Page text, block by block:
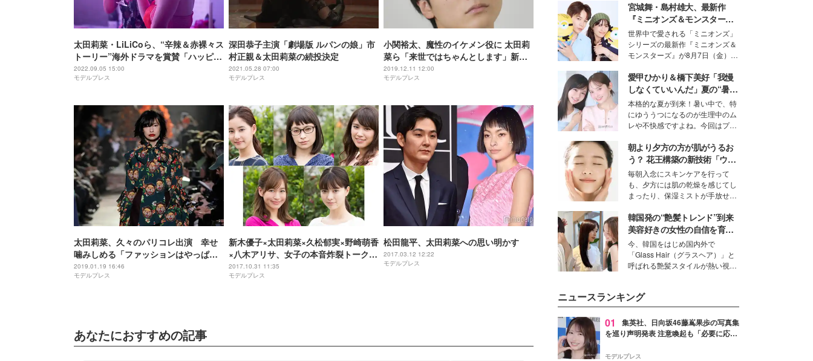
太田莉菜・LiLiCoら、“辛辣＆赤裸々ス
トーリー”海外ドラマを賞賛「ハッピー
の押し売りと逆の発想」＜超サイテー
なスージーの日常＞
2022.09.05 15:00
モデルプレス
深田恭子主演「劇場版 ルパンの娘」市
村正親＆太田莉菜の続投決定
2021.05.28 07:00
モデルプレス
小関裕太、魔性のイケメン役に 太田莉
菜ら「来世ではちゃんとします」新キ
ャスト発表
2019.12.11 12:00
モデルプレス
太田莉菜、久々のパリコレ出演 幸せ
噛みしめる「ファッションはやっぱり
いいもの」＜コメント到着＞
2019.01.19 16:46
モデルプレス
新木優子×太田莉菜×久松郁実×野崎萌香
×八木アリサ、女子の本音炸裂トーク再
び＜ラブラブエイリアン2＞
2017.10.31 11:35
モデルプレス
松田龍平、太田莉菜への思い明かす
2017.03.12 12:22
モデルプレス
あなたにおすすめの記事
取締役兼クリエイティブディレク
ター・茅野しのぶ。一人ひとりの
個性に寄り添い、魅力を引き出す
衣装作りは、多くの女性たちに勇
気と自信を与え続けている。
宮城舞・島村雄大、最新作
『ミニオンズ＆モンスター
ズ』の魅力熱弁 ハチャメチャ
だけじゃない“友情と絆”に感
動
世界中で愛される「ミニオンズ」
シリーズの最新作『ミニオンズ＆
モンスターズ』が8月7日（金）に
ニオン好き”という共通点を持つモ
デルの宮城舞と島村雄大の特別対
談をお届け！それぞれの視点か
ら、今作ならではの魅力や予想外
の感動をもたらす奥深いストーリ
ーについて熱く語り合ってもらっ
た。
愛甲ひかり＆橋下美好「我慢
しなくていいんだ」夏の“暑さ
対策”の新しい選択肢とは？
本格的な夏が到来！暑い中で、特
にゆううつになるのが生理中のム
レや不快感ですよね。今回はプラ
モデル・愛甲ひかりさんと橋下美
好さんを迎えて本音で女子会トー
ク。猛暑のお出かけを快適に過ご
すヒントや、2人が感動した夏の
生理の新常識にも迫りました。
朝より夕方の方が肌がうるお
う？ 花王構築の新技術「ウォ
ーターキャプチャリングスキ
ン（捕水肌）」がスキンケア
の常識を変える予感
毎朝入念にスキンケアを行って
も、夕方には肌の乾燥を感じてし
まったり、保湿ミストが手放せな
な美容の常識を大きく変える可能
性を秘めた、革新的な「Water
Capturing Skin（ウォーターキャ
プチャリングスキン：捕水肌）」
技術を、花王が構築した。
韓国発の“艶髪トレンド”到来
美容好きの女性の自信を育む
「ヘアケア事情」って？
今、韓国をはじめ国内外で
「Glass Hair（グラスヘア）」と
呼ばれる艶髪スタイルが熱い視線
して、“髪そのものの美しさ”に改
めて注目する人が増えている様
子。今回は、そんな憧れの艶やか
な髪を日常で叶える、美容好きの
ます。
ニュースランキング
01
集英社、日向坂46藤嶌果歩の写真集
を巡り声明発表 注意喚起も「必要に応じ
モデルプレス